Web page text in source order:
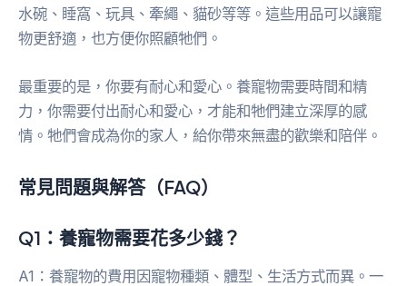
水碗、睡窩、玩具、牽繩、貓砂等等。這些用品可以讓寵
物更舒適，也方便你照顧牠們。
最重要的是，你要有耐心和愛心。養寵物需要時間和精
力，你需要付出耐心和愛心，才能和牠們建立深厚的感
情。牠們會成為你的家人，給你帶來無盡的歡樂和陪伴。
常見問題與解答（FAQ）
Q1：養寵物需要花多少錢？
A1：養寵物的費用因寵物種類、體型、生活方式而異。一